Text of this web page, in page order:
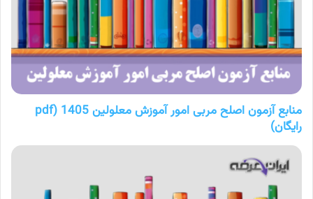
منابع آزمون اصلح مربی امور آموزش معلولین 1405 (pdf
رایگان)